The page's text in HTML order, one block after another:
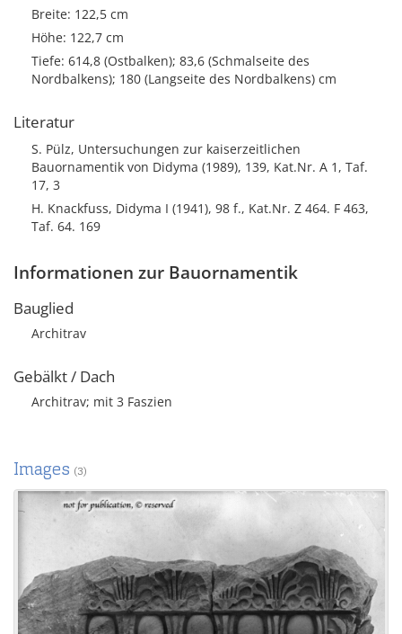
Breite: 122,5 cm
Höhe: 122,7 cm
Tiefe: 614,8 (Ostbalken); 83,6 (Schmalseite des
Nordbalkens); 180 (Langseite des Nordbalkens) cm
Literatur
S. Pülz, Untersuchungen zur kaiserzeitlichen
Bauornamentik von Didyma (1989), 139, Kat.Nr. A 1, Taf.
17, 3
H. Knackfuss, Didyma I (1941), 98 f., Kat.Nr. Z 464. F 463,
Taf. 64. 169
Informationen zur Bauornamentik
Bauglied
Architrav
Gebälkt / Dach
Architrav; mit 3 Faszien
Images (3)